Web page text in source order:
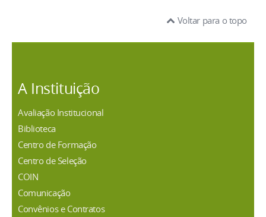
Voltar para o topo
A Instituição
Avaliação Institucional
Biblioteca
Centro de Formação
Centro de Seleção
COIN
Comunicação
Convênios e Contratos